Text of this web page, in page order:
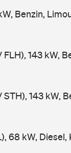
Benzin,
143 kW,
143 kW,
68 kW,